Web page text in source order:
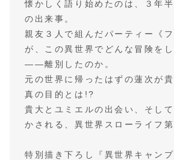
懐かしく語り始めたのは、３年
の出来事。
親友３人で組んだパーティー《フ
が、この異世界でどんな冒険を
――離別したのか。
元の世界に帰ったはずの蓮次が
真の目的とは!?
貴大とユミエルの出会い、そし
かされる、異世界スローライフ
特別描き下ろし『異世界キャン